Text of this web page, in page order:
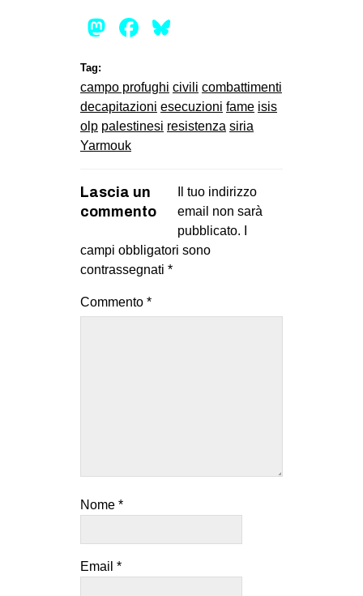
Mastodon
Facebook
Tag:
campo profughi civili combattimenti
decapitazioni esecuzioni fame isis
olp palestinesi resistenza siria
Yarmouk
Lascia un
commento
Il tuo indirizzo
email non sarà
pubblicato.
campi obbligatori sono
contrassegnati *
Commento *
Nome *
Email *